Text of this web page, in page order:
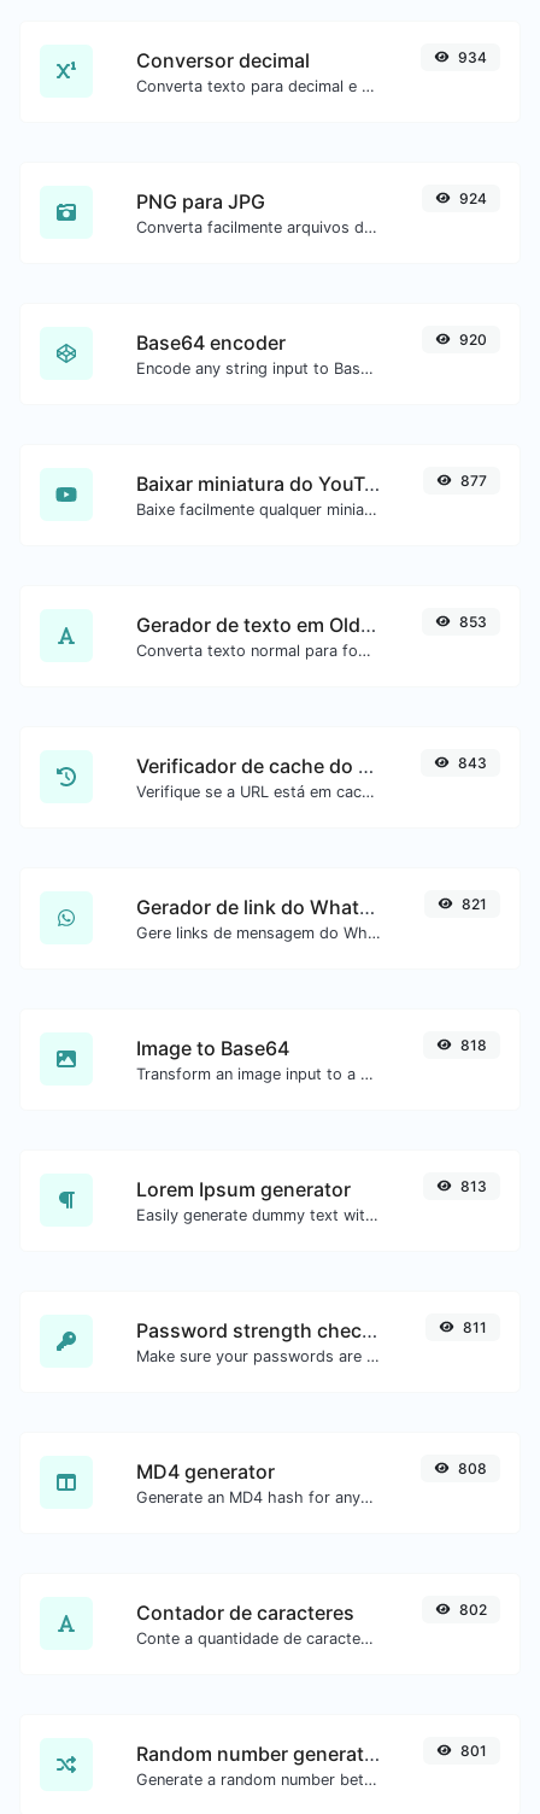
Conversor decimal
Converta texto para decimal e o contrário para qualquer entrada de string.
934
PNG para JPG
Converta facilmente arquivos de imagem PNG para JPG.
924
Base64 encoder
Encode any string input to Base64.
920
Baixar miniatura do YouTube
Baixe facilmente qualquer miniatura de vídeo do YouTube em todos os tamanhos disponíveis.
877
Gerador de texto em Old English
Converta texto normal para fonte Old English.
853
Verificador de cache do Google
Verifique se a URL está em cache pelo Google.
843
Gerador de link do WhatsApp
Gere links de mensagem do WhatsApp com facilidade.
821
Image to Base64
Transform an image input to a Base64 string.
818
Lorem Ipsum generator
Easily generate dummy text with the Lorem Ipsum generator.
813
Password strength checker
Make sure your passwords are good enough.
811
MD4 generator
Generate an MD4 hash for any string input.
808
Contador de caracteres
Conte a quantidade de caracteres e palavras de um texto.
802
Random number generator
Generate a random number between a given range.
801